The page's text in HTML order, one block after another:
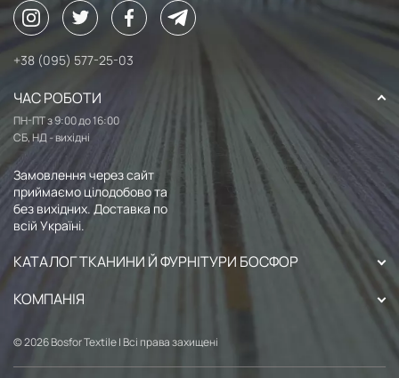
+38 (095) 577-25-03
ЧАС РОБОТИ
ПН-ПТ з 9:00 до 16:00
СБ, НД - вихідні
Замовлення через сайт
приймаємо цілодобово та
без вихідних. Доставка по
всій Україні.
КАТАЛОГ ТКАНИНИ Й ФУРНІТУРИ БОСФОР
КОМПАНІЯ
© 2026 Bosfor Textile | Всі права захищені